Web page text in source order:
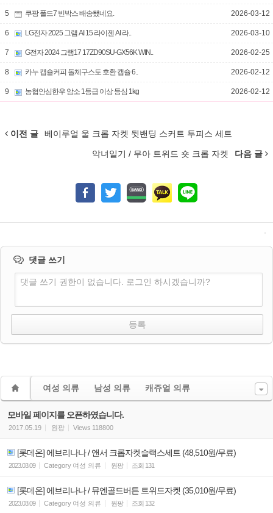
5 쿠팡 폴드7 빈박스 배송됐네요. 2026-03-12
6 LG전자 2025 그램 AI 15 라이젠 AI 라.. 2026-03-10
7 G전자 2024 그램17 17ZD90SU-GX56K WIN.. 2026-02-25
8 카누 캡슐커피 돌체구스토 호환 캡슐 6.. 2026-02-12
9 농협안심한우 암소 1등급 이상 등심 1kg 2026-02-12
이전 글 베이루얼 울 크롭 자켓 뒷밴딩 스커트 투피스 세트
악녀일기 / 무아 트위드 숏 크롭 자켓 다음 글
댓글 쓰기
댓글 쓰기 권한이 없습니다. 로그인 하시겠습니까?
여성 의류 남성 의류 캐쥬얼 의류
모바일 페이지를 오픈하였습니다.
2017.05.19 원팡 Views 118800
[롯데온] 에브리나나 / 앤서 크롭자켓슬랙스세트 (48,510원/무료)
2023.03.09 Category 여성 의류 원팡 조회 131
[롯데온] 에브리나나 / 뮤엔골드버튼 트위드자켓 (35,010원/무료)
2023.03.09 Category 여성 의류 원팡 조회 132